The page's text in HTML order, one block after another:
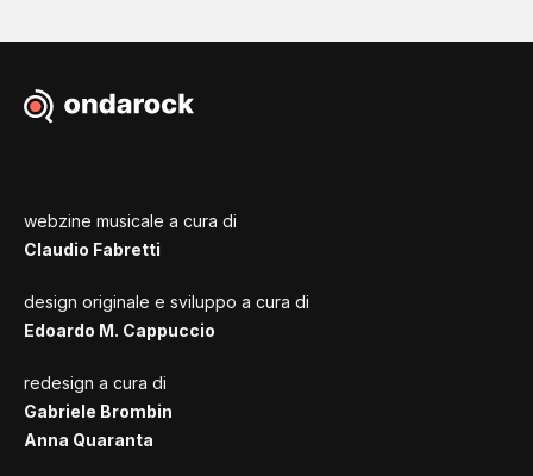
webzine musicale a cura di
Claudio Fabretti
design originale e sviluppo a cura di
Edoardo M. Cappuccio
redesign a cura di
Gabriele Brombin
Anna Quaranta